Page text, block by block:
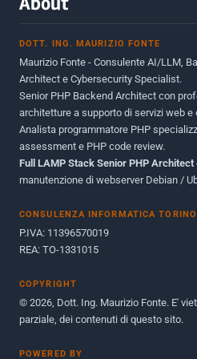
Giugno 2012
Maggio 2011
Dicembre 2010
Ottobre 2010
Maggio 2010
Giugno 2009
DOTT. ING. MAURIZIO FONTE
Maurizio Fonte - Consulente AI/LLM,
Architect e Cybersecurity Specialist.
Senior PHP Backend Architect con
architetture a supporto di servizi web e
Analista programmatore PHP
assessment e PHP code review.
Full LAMP Stack Senior PHP Architect
manutenzione di webserver Debian /
CONSULENZA INFORMATICA TORINO
P.IVA: 11396570019
REA: TO-1331015
COPYRIGHT
© 2026, Dott. Ing. Maurizio Fonte. E'
parziale, dei contenuti di questo sito.
POWERED BY